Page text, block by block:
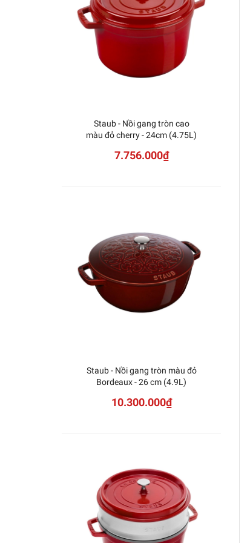
Staub - Nồi gang tròn cao
màu đỏ cherry - 24cm (4.75L)
7.756.000₫
Staub - Nồi gang tròn màu đỏ
Bordeaux - 26 cm (4.9L)
10.300.000₫